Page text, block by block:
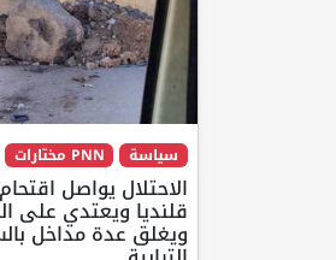
سياسة PNN مختارات
الاحتلال يواصل
قلنديا ويعتدي على
ويغلق عدة مداخل